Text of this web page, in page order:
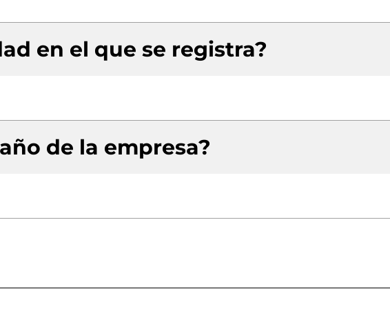
en el que se registra?
de la empresa?